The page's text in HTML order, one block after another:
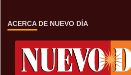
ACERCA DE NUEVO DÍA